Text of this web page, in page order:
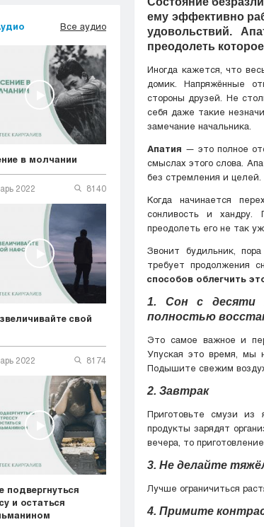
Все аудио
в молчании
2022 8140
свой
2022 8174
подвергнуться
и остаться
ему эффективно
удовольствий.
преодолеть
Иногда кажется, что
домик. Напряжённые
стороны друзей. Не
себя даже такие
замечание начальника.
Апатия — это полное
смыслах этого слова.
без стремления и
Когда начинается
сонливость и хандру.
преодолеть его не так
Звонит будильник,
требует продолжения
способов облегчить
1. Сон с десяти
полностью
Это самое важное и
Упуская это время, мы
Подышите свежим
2. Завтрак
Приготовьте смузи из
продукты зарядят
вечера, то
3. Не делайте
Лучше ограничиться
4. Примите